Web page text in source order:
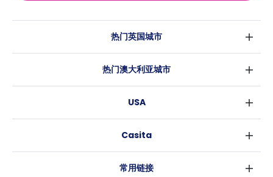
热门英国城市
伦敦
爱丁堡
利兹
热门澳大利亚城市
布里斯班
阿德莱德
USA
洛杉矶
Casita
常用链接